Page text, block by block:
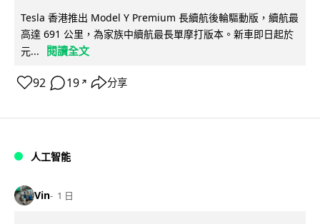
Tesla 香港推出 Model Y Premium 長續航後輪驅動版，續航最
高達 691 公里，為家族中續航最長單摩打版本。新車即日起於
元...
閱讀全文
92 19 ↗ 分享
人工智能
Vin 1 日